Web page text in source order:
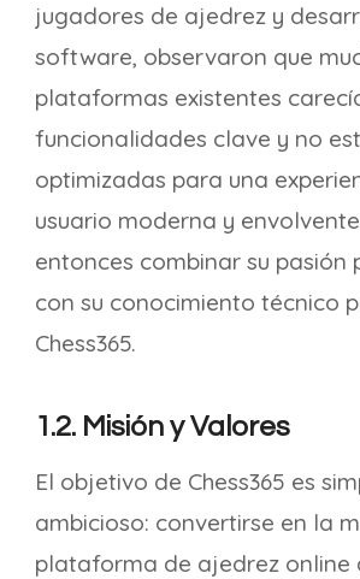
jugadores de ajedrez y
software, observaron que
plataformas existentes
funcionalidades clave y no
optimizadas para una
usuario moderna y
entonces combinar su pasión
con su conocimiento técnico
Chess365.
1.2. Misión y Valores
El objetivo de Chess365 es
ambicioso: convertirse en la
plataforma de ajedrez online